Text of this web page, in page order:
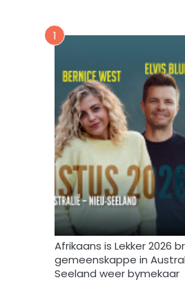
u
u
e
f
v
o
m
t
e
v
u
s
t
e
m
e
k
d
1
Afrikaans is Lekker 2026
gemeenskappe in
Seeland weer bymekaar